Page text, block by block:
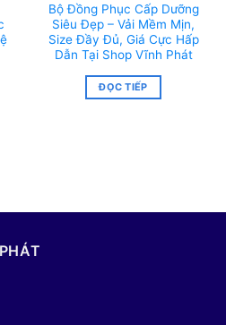
Bộ Đồng Phục Cấp Dưỡng
Siêu Đẹp – Vải Mềm Mịn,
Size Đầy Đủ, Giá Cực Hấp
Dẫn Tại Shop Vĩnh Phát
ĐỌC TIẾP